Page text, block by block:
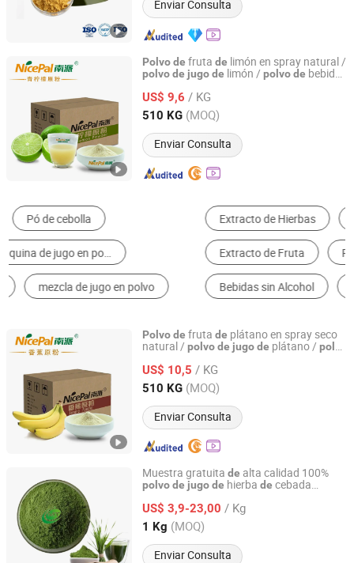
Enviar Consulta
Polvode fruta de limón en spray natural /
polvode jugode limón / polvode bebida
US$ 9,6 / KG
510 KG (MOQ)
Enviar Consulta
Hainan Nicepal Industry Co., Ltd.
Hainan, China Desde 2015
Extracto de Hierbas Esencia y Especias
Extracto de Fruta Potenciadores de Nutrición
Bebidas sin Alcohol Alimento Sanitario
Polvode fruta de plátano en spray seco
natural / polvode jugode plátano / polvo
US$ 10,5 / KG
510 KG (MOQ)
Enviar Consulta
Hainan Nicepal Industry Co., Ltd.
Hainan, China Desde 2015
Muestra gratuita de alta calidad 100%
polvode jugode hierba de cebada
US$ 3,9-23,00 / Kg
1 Kg (MOQ)
Enviar Consulta
Hunan MT Health Inc.
Hunan, China Desde 2025